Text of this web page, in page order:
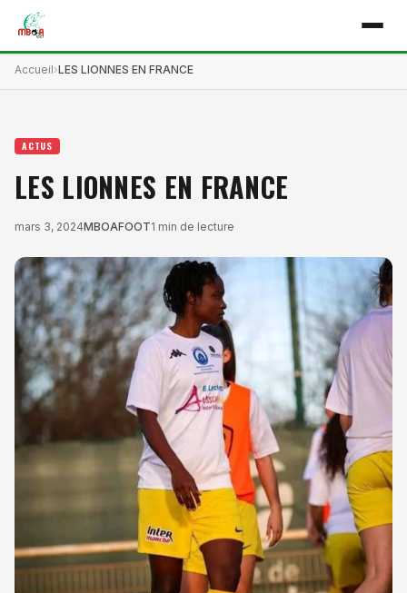
Accueil LES LIONNES EN FRANCE
ACTUS
LES LIONNES EN FRANCE
mars 3, 2024MBOAFOOT1 min de lecture